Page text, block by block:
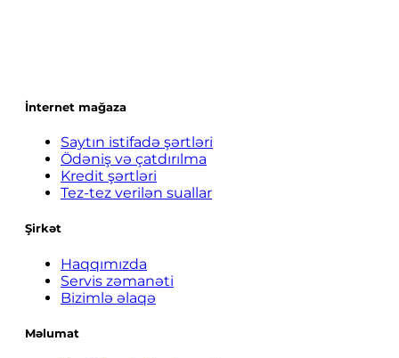
İnternet mağaza
Saytın istifadə şərtləri
Ödəniş və çatdırılma
Kredit şərtləri
Tez-tez verilən suallar
Şirkət
Haqqımızda
Servis zəmanəti
Bizimlə əlaqə
Məlumat